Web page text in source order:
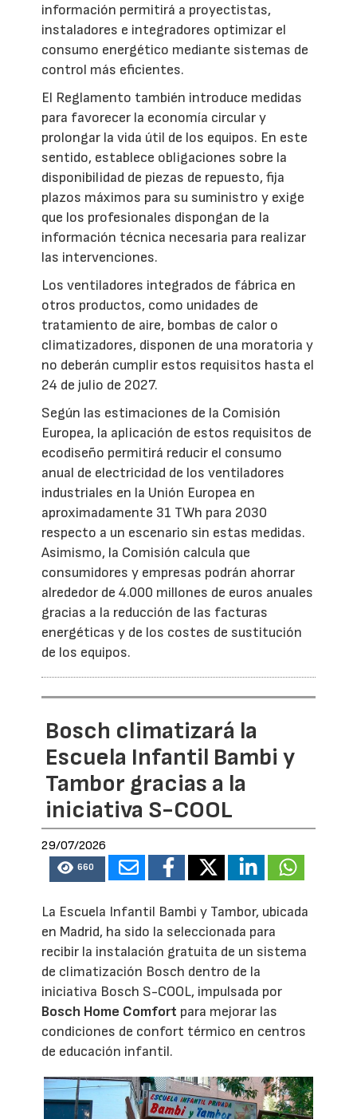
información permitirá a proyectistas,
instaladores e integradores optimizar el
consumo energético mediante sistemas de
control más eficientes.
El Reglamento también introduce medidas
para favorecer la economía circular y
prolongar la vida útil de los equipos. En este
sentido, establece obligaciones sobre la
disponibilidad de piezas de repuesto, fija
plazos máximos para su suministro y exige
que los profesionales dispongan de la
información técnica necesaria para realizar
las intervenciones.
Los ventiladores integrados de fábrica en
otros productos, como unidades de
tratamiento de aire, bombas de calor o
climatizadores, disponen de una moratoria y
no deberán cumplir estos requisitos hasta el
24 de julio de 2027.
Según las estimaciones de la Comisión
Europea, la aplicación de estos requisitos de
ecodiseño permitirá reducir el consumo
anual de electricidad de los ventiladores
industriales en la Unión Europea en
aproximadamente 31 TWh para 2030
respecto a un escenario sin estas medidas.
Asimismo, la Comisión calcula que
consumidores y empresas podrán ahorrar
alrededor de 4.000 millones de euros anuales
gracias a la reducción de las facturas
energéticas y de los costes de sustitución
de los equipos.
Bosch climatizará la
Escuela Infantil Bambi y
Tambor gracias a la
iniciativa S-COOL
29/07/2026
660
La Escuela Infantil Bambi y Tambor, ubicada
en Madrid, ha sido la seleccionada para
recibir la instalación gratuita de un sistema
de climatización Bosch dentro de la
iniciativa Bosch S-COOL, impulsada por
Bosch Home Comfort para mejorar las
condiciones de confort térmico en centros
de educación infantil.